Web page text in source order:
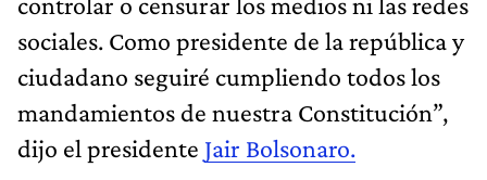
sociales. Como presidente de la república y
ciudadano seguiré cumpliendo todos los
mandamientos de nuestra Constitución”,
dijo el presidente Jair Bolsonaro.